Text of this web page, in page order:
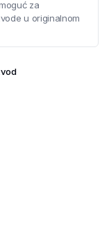
za
u originalnom